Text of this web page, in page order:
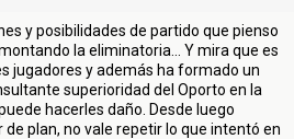
y posibilidades de partido que pienso
la eliminatoria... Y mira que es
jugadores y además ha formado un
superioridad del Oporto en la
hacerles daño. Desde luego
plan, no vale repetir lo que intentó en